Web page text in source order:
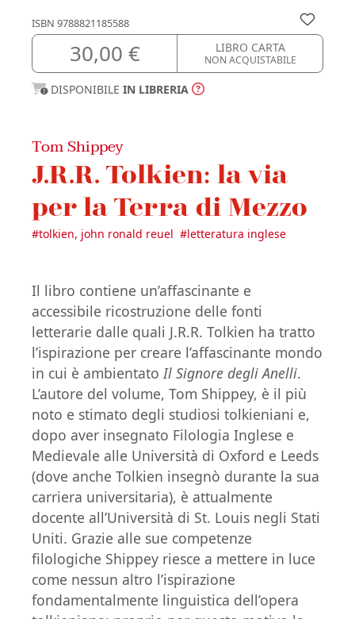
ISBN 9788821185588
30,00 € LIBRO CARTA
NON ACQUISTABILE
DISPONIBILE IN LIBRERIA
Tom Shippey
J.R.R. Tolkien: la via
per la Terra di Mezzo
#tolkien, john ronald reuel #letteratura inglese
Il libro contiene un’affascinante e
accessibile ricostruzione delle fonti
letterarie dalle quali J.R.R. Tolkien ha tratto
l’ispirazione per creare l’affascinante mondo
in cui è ambientatoIl Signore degli Anelli.
L’autore del volume, Tom Shippey, è il più
noto e stimato degli studiosi tolkieniani e,
dopo aver insegnato Filologia Inglese e
Medievale alle Università di Oxford e Leeds
(dove anche Tolkien insegnò durante la sua
carriera universitaria), è attualmente
docente all’Università di St. Louis negli Stati
Uniti. Grazie alle sue competenze
filologiche Shippey riesce a mettere in luce
come nessun altro l’ispirazione
fondamentalmente linguistica dell’opera